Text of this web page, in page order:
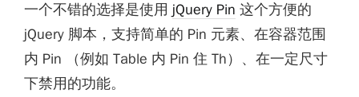
一个不错的选择是使用 jQuery Pin 这个方便的
jQuery 脚本，支持简单的 Pin 元素、在容器范围
内 Pin （例如 Table 内 Pin 住 Th）、在一定尺寸
下禁用的功能。